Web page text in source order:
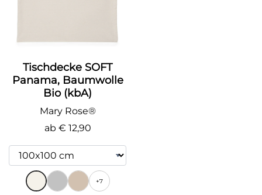
Tischdecke SOFT
Panama, Baumwolle
Bio (kbA)
Mary Rose®
ab € 12,90
+7